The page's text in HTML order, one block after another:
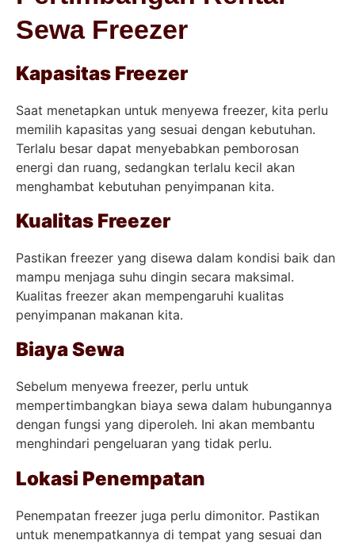
Sewa Freezer
Kapasitas Freezer
Saat menetapkan untuk menyewa freezer, kita perlu
memilih kapasitas yang sesuai dengan kebutuhan.
Terlalu besar dapat menyebabkan pemborosan
energi dan ruang, sedangkan terlalu kecil akan
menghambat kebutuhan penyimpanan kita.
Kualitas Freezer
Pastikan freezer yang disewa dalam kondisi baik dan
mampu menjaga suhu dingin secara maksimal.
Kualitas freezer akan mempengaruhi kualitas
penyimpanan makanan kita.
Biaya Sewa
Sebelum menyewa freezer, perlu untuk
mempertimbangkan biaya sewa dalam hubungannya
dengan fungsi yang diperoleh. Ini akan membantu
menghindari pengeluaran yang tidak perlu.
Lokasi Penempatan
Penempatan freezer juga perlu dimonitor. Pastikan
untuk menempatkannya di tempat yang sesuai dan